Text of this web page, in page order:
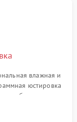
влажная и
юстировка
стабилизатора и
ПО.